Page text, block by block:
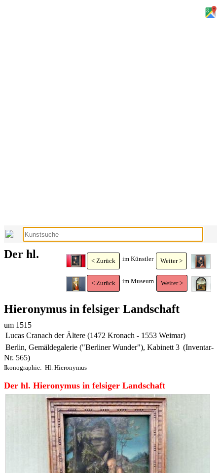
< Zurück im Künstler Weiter >
< Zurück im Museum Weiter >
Der hl.
Hieronymus in felsiger Landschaft
um 1515
Lucas Cranach der Ältere (1472 Kronach - 1553 Weimar)
Berlin, Gemäldegalerie ("Berliner Wunder"), Kabinett 3 (Inventar-
Nr. 565)
Ikonographie: Hl. Hieronymus
Der hl. Hieronymus in felsiger Landschaft